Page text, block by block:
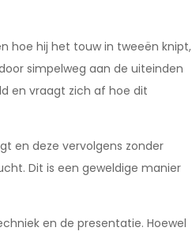
hoe hij het touw in tweeën knipt,
simpelweg aan de uiteinden
en vraagt zich af hoe dit
en deze vervolgens zonder
Dit is een geweldige manier
en de presentatie. Hoewel